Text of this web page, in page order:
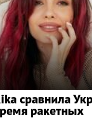
сравнила
ракетных